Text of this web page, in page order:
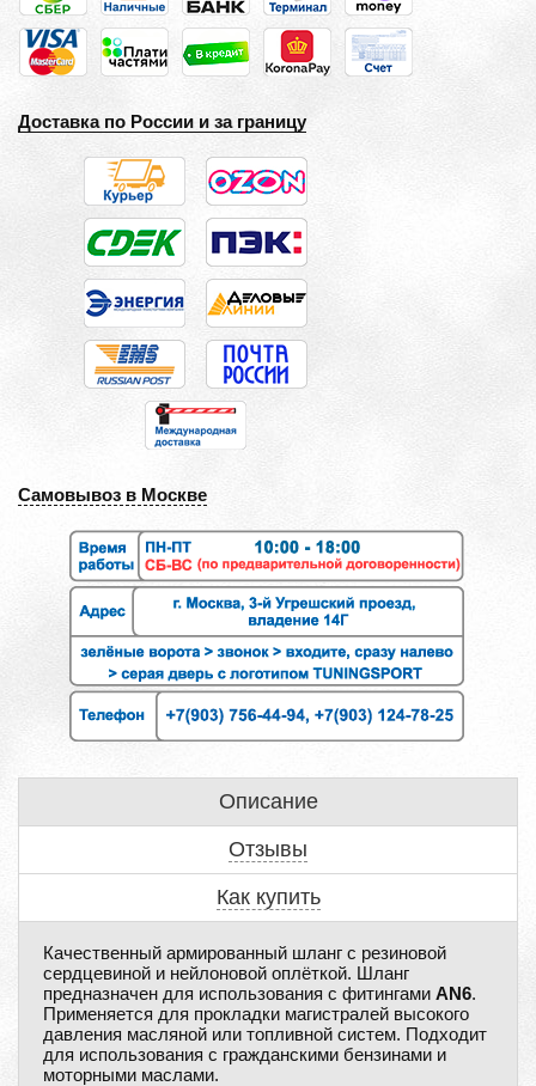
Доставка по России и за границу
Самовывоз в Москве
Описание
Отзывы
Как купить
Качественный армированный шланг с резиновой
сердцевиной и нейлоновой оплёткой. Шланг
предназначен для использования с фитингами AN6.
Применяется для прокладки магистралей высокого
давления масляной или топливной систем. Подходит
для использования с гражданскими бензинами и
моторными маслами.